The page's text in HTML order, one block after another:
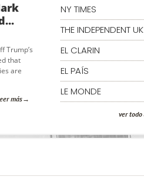
Trump’s
that
are
más
NY TIMES
THE INDEPENDENT UK
EL CLARIN
EL PAÍS
LE MONDE
ver todo